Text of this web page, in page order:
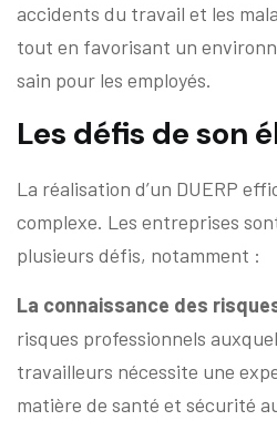
accidents du travail et les
tout en favorisant un
sain pour les employés.
Les défis de son
La réalisation d’un DUERP
complexe. Les entreprises
plusieurs défis, notamment :
La connaissance des
risques professionnels
travailleurs nécessite une
matière de santé et sécurité